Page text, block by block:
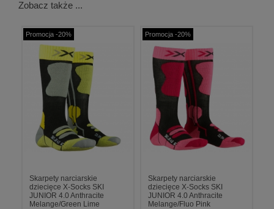
Zobacz także ...
Promocja -20%
Skarpety narciarskie
dziecięce X-Socks SKI
JUNIOR 4.0 Anthracite
Melange/Green Lime
Promocja -20%
Skarpety narciarskie
dziecięce X-Socks SKI
JUNIOR 4.0 Anthracite
Melange/Fluo Pink